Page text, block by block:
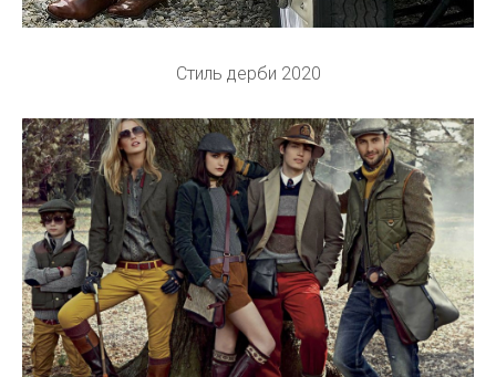
Стиль дерби 2020